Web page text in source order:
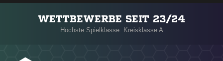
WETTBEWERBE SEIT 23/24
Höchste Spielklasse: Kreisklasse A